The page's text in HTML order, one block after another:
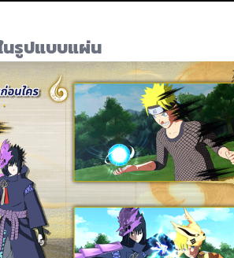
นรูปแบบแผ่น